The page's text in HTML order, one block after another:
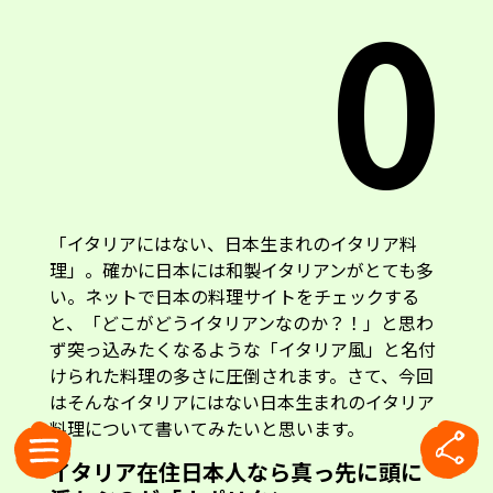
0
「イタリアにはない、日本生まれのイタリア料
理」。確かに日本には和製イタリアンがとても多
い。ネットで日本の料理サイトをチェックする
と、「どこがどうイタリアンなのか？！」と思わ
ず突っ込みたくなるような「イタリア風」と名付
けられた料理の多さに圧倒されます。さて、今回
はそんなイタリアにはない日本生まれのイタリア
料理について書いてみたいと思います。
イタリア在住日本人なら真っ先に頭に